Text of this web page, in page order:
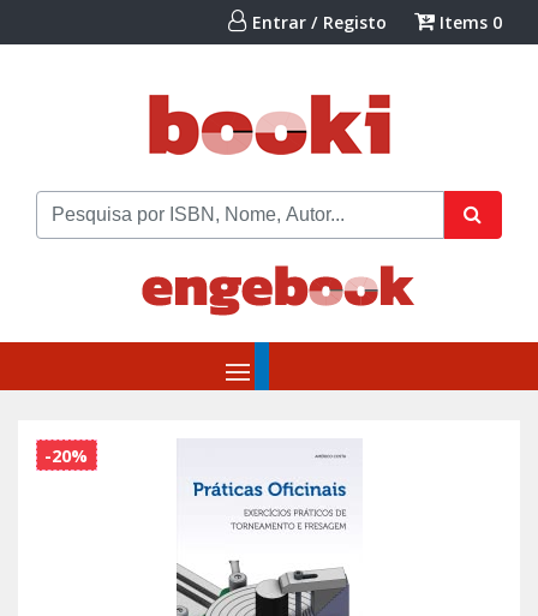
Entrar / Registo Items 0
-20%